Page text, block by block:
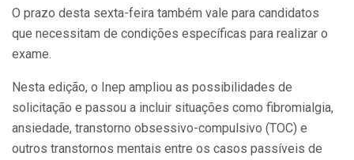
O prazo desta sexta-feira também vale para candidatos
que necessitam de condições específicas para realizar o
exame.
Nesta edição, o Inep ampliou as possibilidades de
solicitação e passou a incluir situações como fibromialgia,
ansiedade, transtorno obsessivo-compulsivo (TOC) e
outros transtornos mentais entre os casos passíveis de